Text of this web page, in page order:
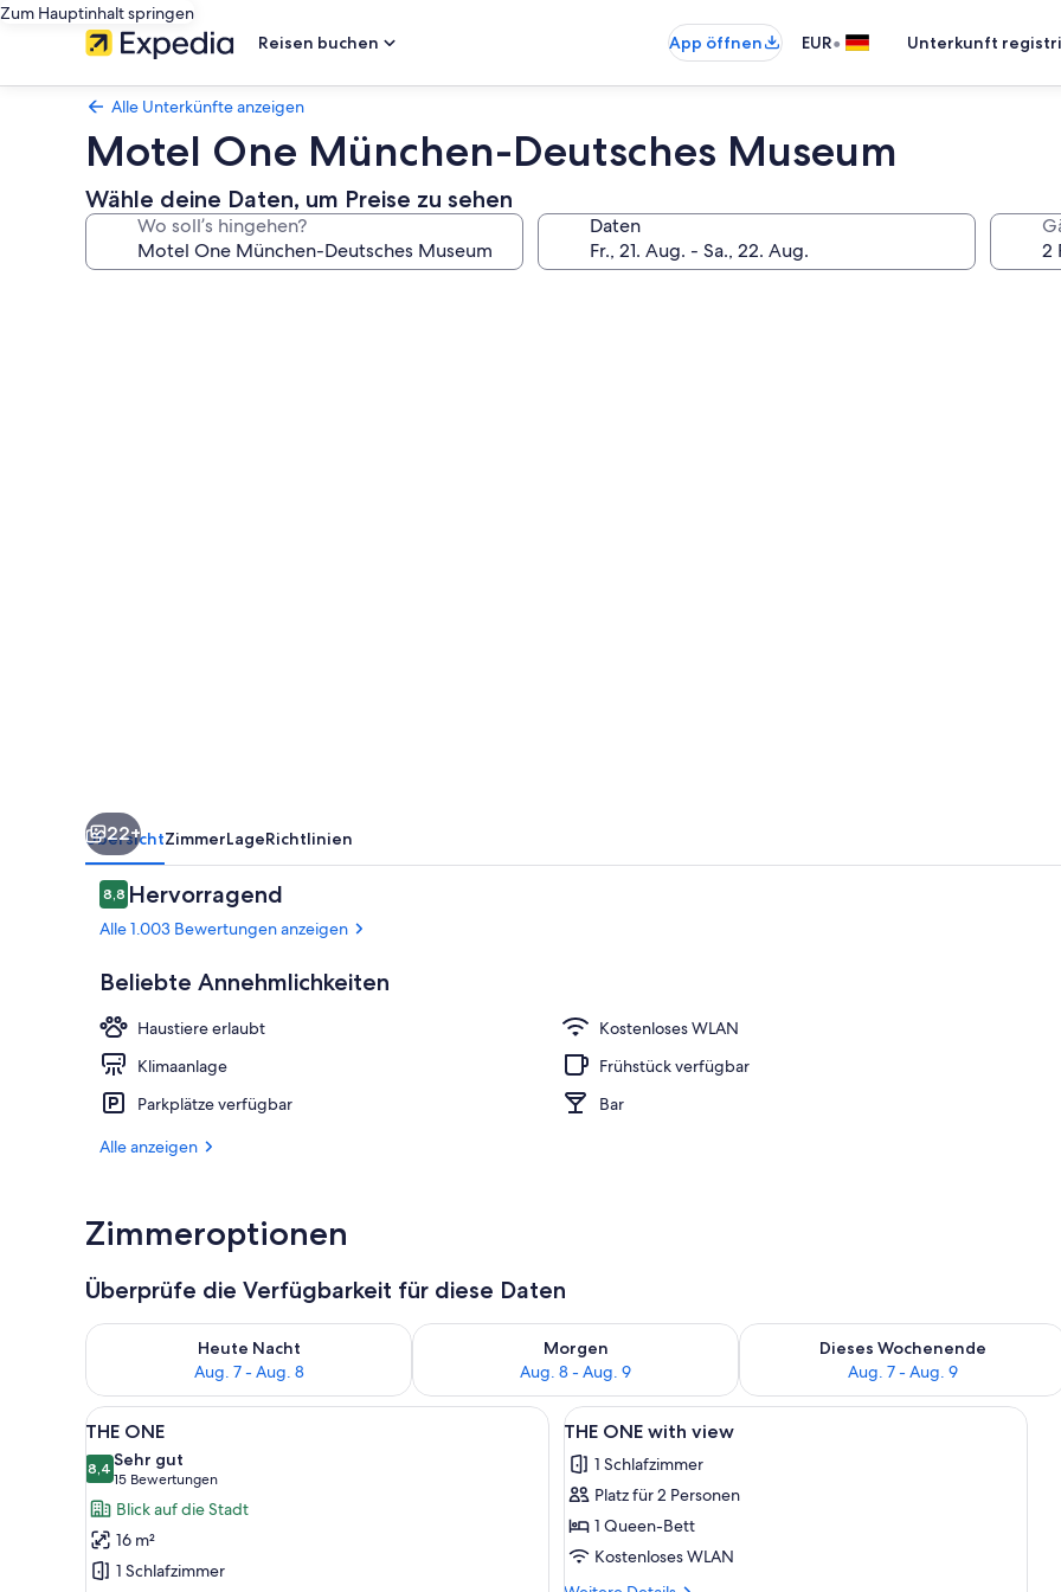
Zum Hauptinhalt springen
Reisen buchen
App öffnen EUR• Unterkunft
Alle Unterkünfte anzeigen
Motel One München-Deutsches Museum
Wähle deine Daten, um Preise zu sehen
Wo soll’s hingehen? Daten
22+
ÜbersichtZimmerLageRichtlinien
Bewertungen
8,88,8 von 10.
Hervorragend
Alle 1.003 Bewertungen anzeigen
Beliebte Annehmlichkeiten
Haustiere erlaubt
Kostenloses WLAN
Klimaanlage
Frühstück verfügbar
Parkplätze verfügbar
Bar
Alle anzeigen
Zimmeroptionen
Überprüfe die Verfügbarkeit für diese Daten
Heute Nacht
Aug. 7 - Aug. 8
Überprüfe die Verfügbarkeit für heute Nacht, Aug. 7 - Aug. 8.
Morgen
Aug. 8 - Aug. 9
Überprüfe die Verfügbarkeit für morgen, Aug. 8 - Aug. 9.
Dieses Wochenende
Aug. 7 - Aug. 9
Überprüfe die Verfügbarkeit für
Alle
Fotos
für
THE
ONE
anzeigen
Ein Hotelzimmer mit einem großen Bett, einem Nachttisch, einer Wandlampe, einem Fenster mit
7
THE ONE
8,48,4 von 10
Sehr gut
15 Bewertungen
(15
Bewertungen)
Blick auf die Stadt
16 m²
1 Schlafzimmer
Alle
Fotos
für
THE
ONE
with
view
Ein Hotelzimmer mit Blick auf die
6
THE ONE with view
1 Schlafzimmer
Platz für 2 Personen
1 Queen-Bett
Kostenloses WLAN